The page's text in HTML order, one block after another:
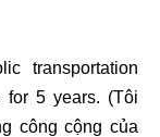
transportation
for 5 years. (Tôi
công cộng của